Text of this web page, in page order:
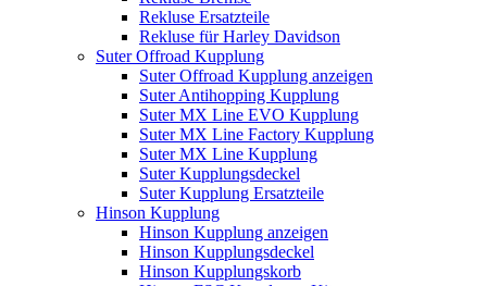
Rekluse Ersatzteile
Rekluse für Harley Davidson
Suter Offroad Kupplung
Suter Offroad Kupplung anzeigen
Suter Antihopping Kupplung
Suter MX Line EVO Kupplung
Suter MX Line Factory Kupplung
Suter MX Line Kupplung
Suter Kupplungsdeckel
Suter Kupplung Ersatzteile
Hinson Kupplung
Hinson Kupplung anzeigen
Hinson Kupplungsdeckel
Hinson Kupplungskorb